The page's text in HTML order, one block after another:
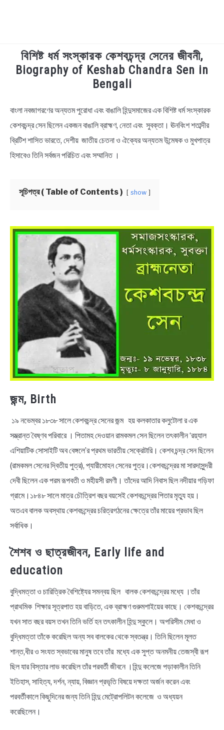
TECHNOLOGY
BIOGRAPHY
EDUCATIONAL
QUOTES & CAPTIONS
NEWS
BENGALI LYRICS
BENGALI NAMES
BENGALI STORIES
বিশিষ্ট ধর্ম সংস্কারক কেশবচন্দ্র সেনের জীবনী,
Biography of Keshab Chandra Sen in
Bengali
in
Biography
বাংলা নবজাগরণের অন্যতম পুরোধা এবং বাঙালি হিন্দুসমাজের এক বিশিষ্ট ধর্ম সংস্কারক
কেশবচন্দ্র সেন ছিলেন একজন বাঙালি ব্রাহ্মণ, নেতা এবং সুবক্তা। ঊনবিংশ শতাব্দীর
ব্রিটিশ শাসিত ভারতে, দেশীয় জাতীয় চেতনা ও ঐক্যের অন্যতম উন্মেষক ও মুখপাত্র
হিসাবেও তিনি সর্বজন পরিচিত এবং সম্মানিত ।
সূচিপত্র ( Table of Contents ) show
জন্ম, Birth
১৯ নভেম্বর ১৮৩৮ সালে কেশবচন্দ্র সেনের জন্ম হয় কলকাতার কলুটোলা র এক
সম্ভ্রান্ত বৈষ্ণব পরিবারে । পিতামহ দেওয়ান রামকমল সেন ছিলেন তৎকালীন ‘রয়্যাল
এশিয়াটিক সোসাইটি অব বেঙ্গলে’র প্রথম ভারতীয় সেক্রেটারি। কেশব চন্দ্র সেন ছিলেন
(রামকমল সেনের দ্বিতীয় পুত্র), প্যারীমোহন সেনের পুত্র।কেশবচন্দ্রের মা সারদাসুন্দরী
দেবী ছিলেন এক পরম রূপবতী ও মহীয়সী রমণী। তাঁদের আদি নিবাস ছিল নদীয়ার গড়িফা
গ্রামে।১৮৪৮ সালে মাত্র চৌত্রিশ বছর বয়সেই কেশবচন্দ্রের পিতার মৃত্যু হয়।
অতএব বালক অবস্থায় কেশবচন্দ্রের চরিত্রগঠনের ক্ষেত্রে তাঁর মায়ের প্রভাব ছিল
সর্বাধিক।
শৈশব ও ছাত্রজীবন, Early life and
education
বুদ্ধিমত্তা ও চারিত্রিক বৈশিষ্ট্যের সমন্বয় ছিল বালক কেশবচন্দ্রের মধ্যে ।তাঁর
প্রাথমিক শিক্ষার সূত্রপাত হয় বাড়িতে, এক ব্রাহ্মণ গুরুমশাইয়ের কাছে। কেশবচন্দ্রের
যখন সাত বছর বয়স তখন তিনি ভর্তি হন তৎকালীন হিন্দু স্কুলে। অপরিসীম মেধা ও
বুদ্ধিমত্তা তাঁকে করেছিল অন্য সব বালকের থেকে স্বতন্ত্র। তিনি ছিলেন মূলত
শান্ত,ধীর ও সংযত স্বভাবের মানুষ তবে তাঁর মধ্যে এক সুপ্ত অনমনীয় তেজস্বী রূপ
ছিল যার বিস্তার লাভ করেছিল তাঁর পরবর্তী জীবনে ।হিন্দু কলেজে পড়াকালীন তিনি
ইতিহাস, সাহিত্য, দর্শন, ন্যায়, বিজ্ঞান প্রভৃতি বিষয়ে দক্ষতা অর্জন করেন এবং
পরবর্তীকালে কিছুদিনের জন্য তিনি হিন্দু মেট্রোপলিটন কলেজে ও অধ্যয়ন
করেছিলেন।